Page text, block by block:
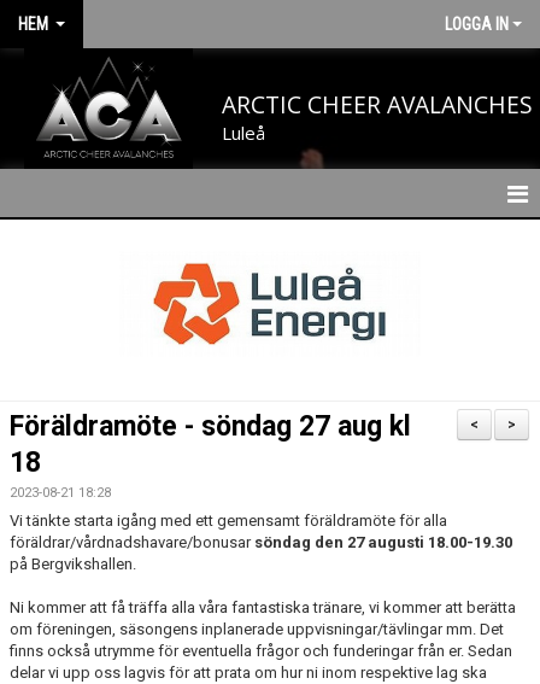
HEM LOGGA IN
ARCTIC CHEER AVALANCHES
Luleå
VÅRA TRÄNARE
VÅRA SPORTCHEFER
DOKUMENT
BILDGALLERI
KALENDER
>
<
Föräldramöte - söndag 27 aug kl
18
2023-08-21 18:28
Vi tänkte starta igång med ett gemensamt föräldramöte för alla
föräldrar/vårdnadshavare/bonusar söndag den 27 augusti 18.00-19.30
på Bergvikshallen.
Ni kommer att få träffa alla våra fantastiska tränare, vi kommer att berätta
om föreningen, säsongens inplanerade uppvisningar/tävlingar mm. Det
finns också utrymme för eventuella frågor och funderingar från er. Sedan
delar vi upp oss lagvis för att prata om hur ni inom respektive lag ska